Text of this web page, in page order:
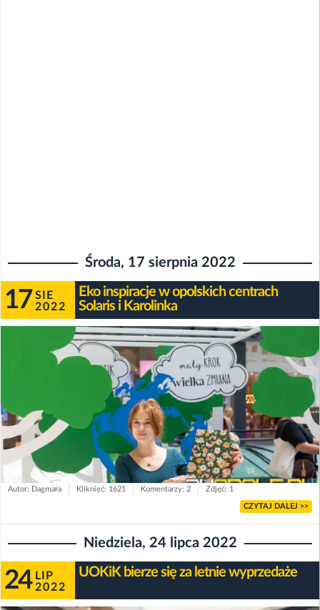
Środa, 17 sierpnia 2022
17 SIE
2022
Eko inspiracje w opolskich centrach
Solaris i Karolinka
Autor: Dagmara Kliknięć: 1621 Komentarzy: 2 Zdjęć: 1
CZYTAJ DALEJ >>
Niedziela, 24 lipca 2022
24 LIP
2022
UOKiK bierze się za letnie wyprzedaże